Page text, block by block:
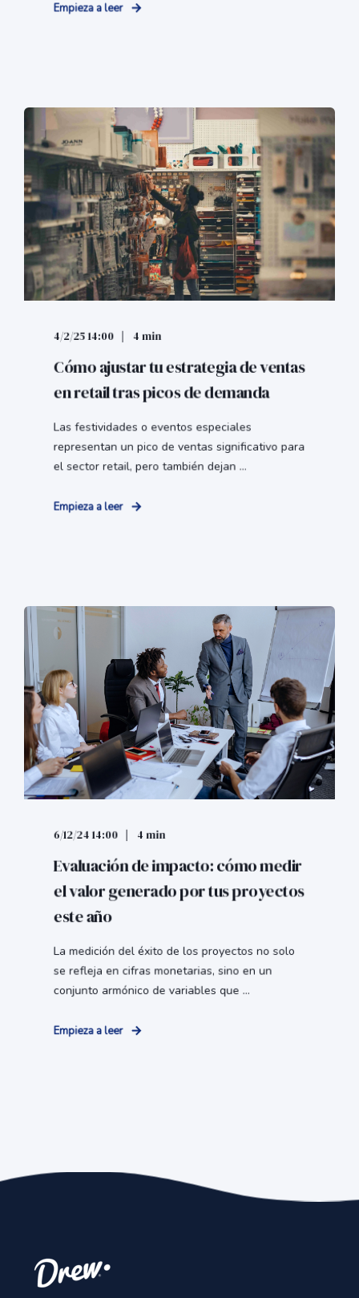
Empieza a leer
4/2/25 14:00 4 min
Cómo ajustar tu estrategia de ventas
en retail tras picos de demanda
Las festividades o eventos especiales
representan un pico de ventas significativo para
el sector retail, pero también dejan ...
Empieza a leer
6/12/24 14:00 4 min
Evaluación de impacto: cómo medir
el valor generado por tus proyectos
este año
La medición del éxito de los proyectos no solo
se refleja en cifras monetarias, sino en un
conjunto armónico de variables que ...
Empieza a leer